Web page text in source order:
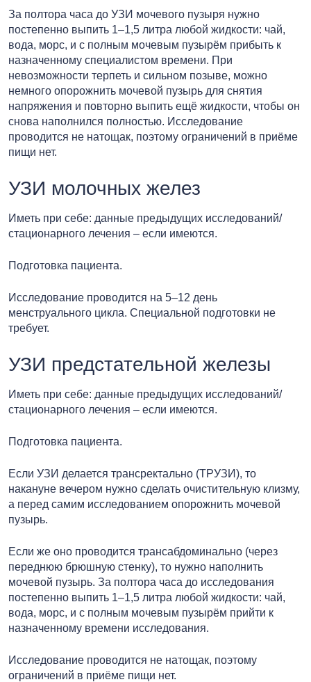
За полтора часа до УЗИ мочевого пузыря нужно
постепенно выпить 1–1,5 литра любой жидкости: чай,
вода, морс, и с полным мочевым пузырём прибыть к
назначенному специалистом времени. При
невозможности терпеть и сильном позыве, можно
немного опорожнить мочевой пузырь для снятия
напряжения и повторно выпить ещё жидкости, чтобы он
снова наполнился полностью. Исследование
проводится не натощак, поэтому ограничений в приёме
пищи нет.
УЗИ молочных желез
Иметь при себе: данные предыдущих исследований/
стационарного лечения – если имеются.
Подготовка пациента.
Исследование проводится на 5–12 день
менструального цикла. Специальной подготовки не
требует.
УЗИ предстательной железы
Иметь при себе: данные предыдущих исследований/
стационарного лечения – если имеются.
Подготовка пациента.
Если УЗИ делается трансректально (ТРУЗИ), то
накануне вечером нужно сделать очистительную клизму,
а перед самим исследованием опорожнить мочевой
пузырь.
Если же оно проводится трансабдоминально (через
переднюю брюшную стенку), то нужно наполнить
мочевой пузырь. За полтора часа до исследования
постепенно выпить 1–1,5 литра любой жидкости: чай,
вода, морс, и с полным мочевым пузырём прийти к
назначенному времени исследования.
Исследование проводится не натощак, поэтому
ограничений в приёме пищи нет.